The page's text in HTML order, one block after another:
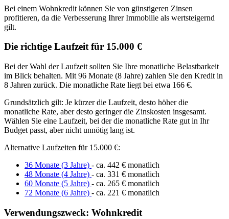
Bei einem Wohnkredit können Sie von günstigeren Zinsen
profitieren, da die Verbesserung Ihrer Immobilie als wertsteigernd
gilt.
Die richtige Laufzeit für 15.000 €
Bei der Wahl der Laufzeit sollten Sie Ihre monatliche Belastbarkeit
im Blick behalten. Mit 96 Monate (8 Jahre) zahlen Sie den Kredit in
8 Jahren zurück. Die monatliche Rate liegt bei etwa 166 €.
Grundsätzlich gilt: Je kürzer die Laufzeit, desto höher die
monatliche Rate, aber desto geringer die Zinskosten insgesamt.
Wählen Sie eine Laufzeit, bei der die monatliche Rate gut in Ihr
Budget passt, aber nicht unnötig lang ist.
Alternative Laufzeiten für 15.000 €:
36 Monate (3 Jahre) - ca. 442 € monatlich
48 Monate (4 Jahre) - ca. 331 € monatlich
60 Monate (5 Jahre) - ca. 265 € monatlich
72 Monate (6 Jahre) - ca. 221 € monatlich
Verwendungszweck: Wohnkredit